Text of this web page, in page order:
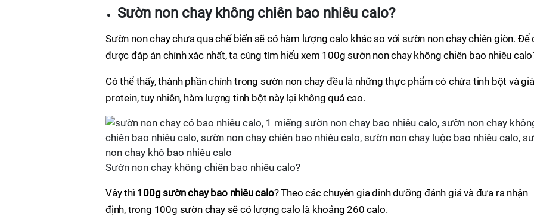
Sườn non chay không chiên bao nhiêu calo?
Sườn non chay chưa qua chế biến sẽ có hàm lượng calo khác so với sườn non chay chiên giòn. Để
được đáp án chính xác nhất, ta cùng tìm hiểu xem 100g sườn non chay không chiên bao nhiêu
Có thể thấy, thành phần chính trong sườn non chay đều là những thực phẩm có chứa tinh bột và
protein, tuy nhiên, hàm lượng tinh bột này lại không quá cao.
Sườn non chay không chiên bao nhiêu calo?
Vây thì 100g sườn chay bao nhiêu calo? Theo các chuyên gia dinh dưỡng đánh giá và đưa ra nhận
định, trong 100g sườn chay sẽ có lượng calo là khoảng 260 calo.